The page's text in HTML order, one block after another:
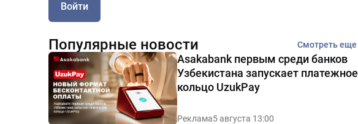
Войти
Популярные новости Смотреть еще
Asakabank первым среди банков
Узбекистана запускает платежное
кольцо UzukPay
Реклама5 августа 13:00